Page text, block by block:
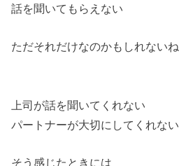
話を聞いてもらえない
ただそれだけなのかもしれないね
上司が話を聞いてくれない
パートナーが大切にしてくれない
そう感じたときには